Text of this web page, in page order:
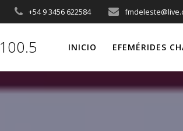
+54 9 3456 622584
100.5 INICIO EFEMÉRIDES